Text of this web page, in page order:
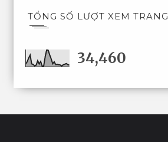
TỔNG SỐ LƯỢT XEM TRANG
34,460